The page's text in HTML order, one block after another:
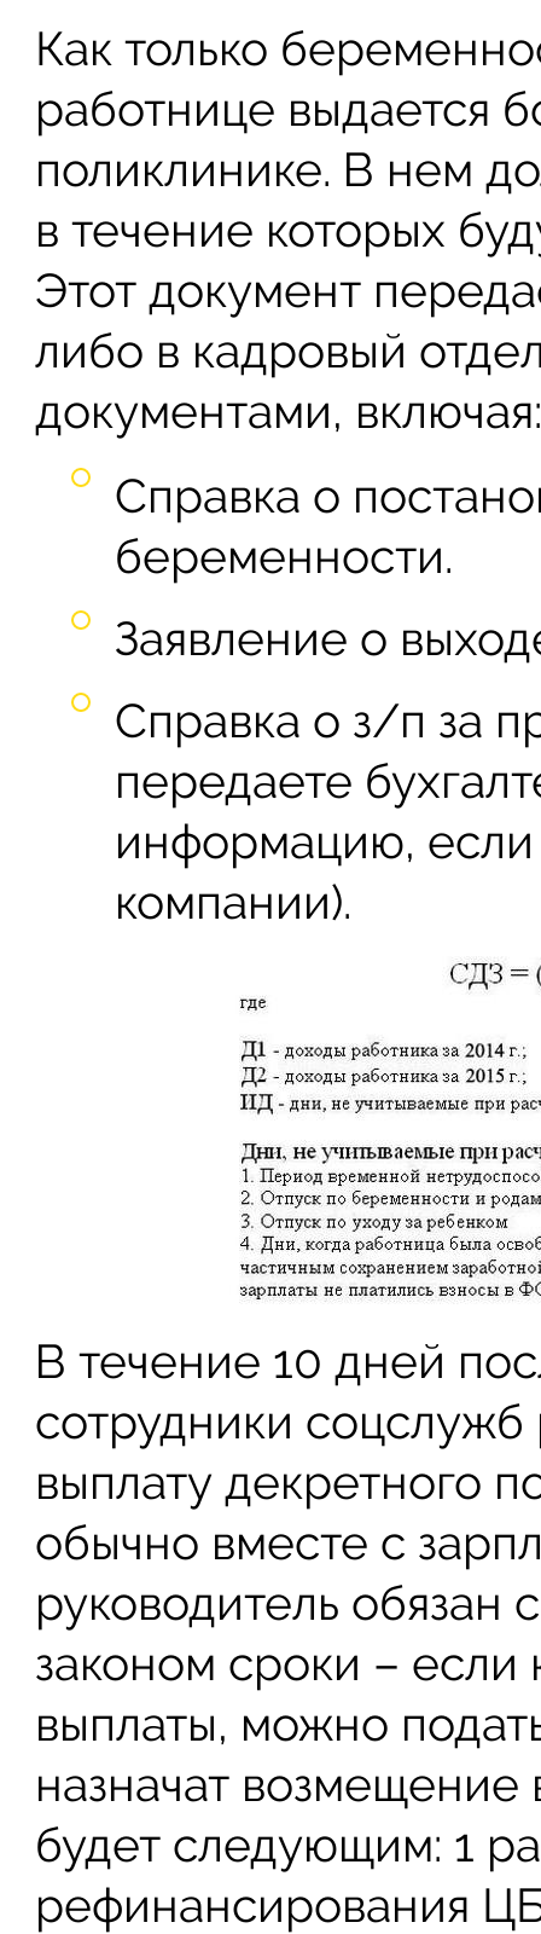
Как только
работнице выдается
поликлинике. В нем
в течение которых
Этот документ
либо в кадровый
документами,
Справка о
беременности.
Заявление о
Справка о з/п за
передаете
информацию, если
компании).
В течение 10 дней
сотрудники
выплату декретного
обычно вместе с
руководитель обязан
законом сроки –
выплаты, можно
назначат
будет следующим: 1
рефинансирования